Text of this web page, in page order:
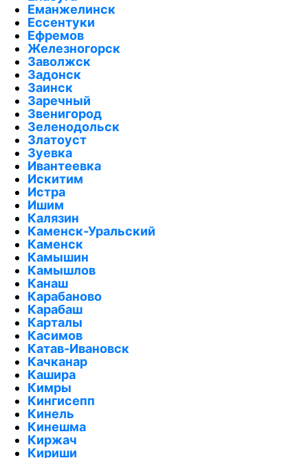
Еманжелинск
Ессентуки
Ефремов
Железногорск
Заволжск
Задонск
Заинск
Заречный
Звенигород
Зеленодольск
Златоуст
Зуевка
Ивантеевка
Искитим
Истра
Ишим
Калязин
Каменск-Уральский
Каменск
Камышин
Камышлов
Канаш
Карабаново
Карабаш
Карталы
Касимов
Катав-Ивановск
Качканар
Кашира
Кимры
Кингисепп
Кинель
Кинешма
Киржач
Кириши